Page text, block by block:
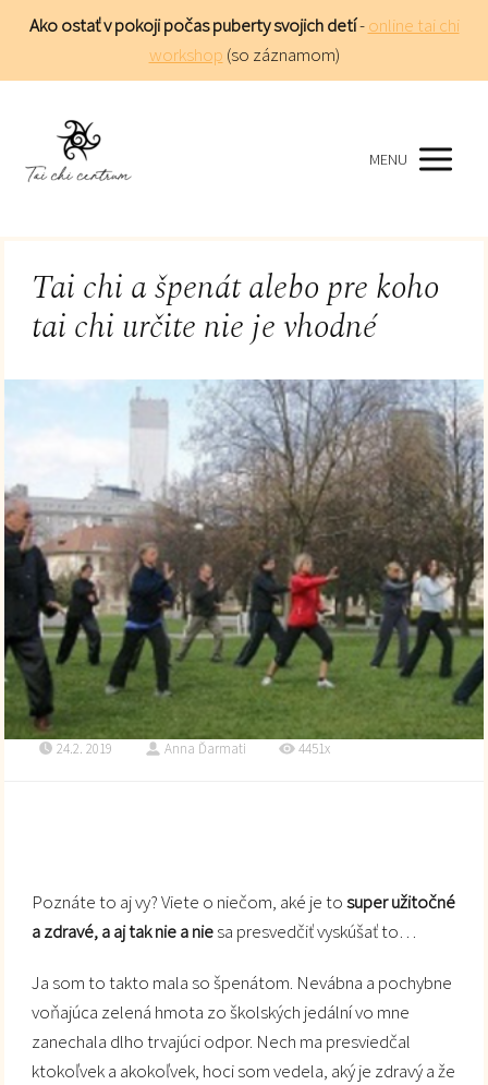
Ako ostať v pokoji počas puberty svojich detí-online tai chi
workshop (so záznamom)
MENU
Tai chi a špenát alebo pre koho
tai chi určite nie je vhodné
24.2. 2019 Anna Ďarmati 4451x
Poznáte to aj vy? Viete o niečom, aké je tosuper užitočné
a zdravé, a aj tak nie a niesa presvedčiť vyskúšať to…
Ja som to takto mala so špenátom. Nevábna a pochybne
voňajúca zelená hmota zo školských jedální vo mne
zanechala dlho trvajúci odpor. Nech ma presviedčal
ktokoľvek a akokoľvek, hoci som vedela, aký je zdravý a že